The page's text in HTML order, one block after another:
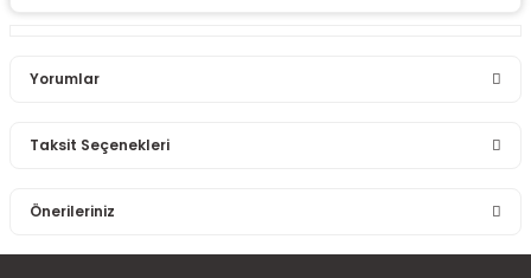
Yorumlar
Taksit Seçenekleri
Önerileriniz